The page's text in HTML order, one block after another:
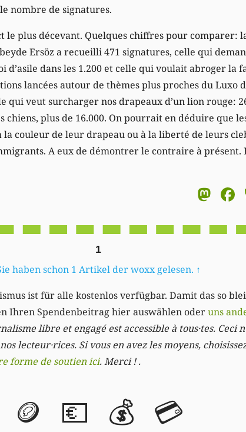
nombre de signatures.
le plus décevant. Quelques chiffres pour comparer:
Ersöz a recueilli 471 signatures, celle qui
d’asile dans les 1.200 et celle qui voulait abroger la
lancées autour de thèmes plus proches du Luxo
qui veut surcharger nos drapeaux d’un lion rouge:
chiens, plus de 16.000. On pourrait en déduire que
la couleur de leur drapeau ou à la liberté de leurs
A eux de démontrer le contraire à présent.
1
haben schon 1 Artikel der woxx gelesen. ↑
ist für alle kostenlos verfügbar. Damit das so
Ihren Spendenbeitrag hier auswählen oderuns
libre et engagé est accessible à tous·tes. Ceci
lecteur·rices. Si vous en avez les moyens,
forme de soutien ici. Merci ! .
🪙 💶 💰 💳